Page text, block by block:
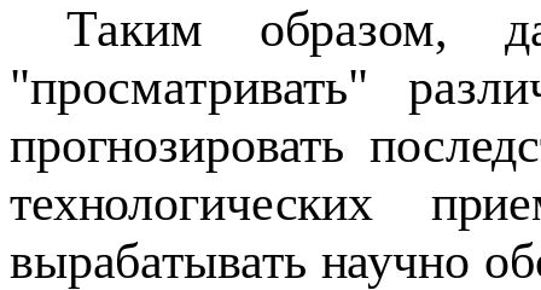
Таким образом,
"просматривать"
прогнозировать
технологических
вырабатывать научно